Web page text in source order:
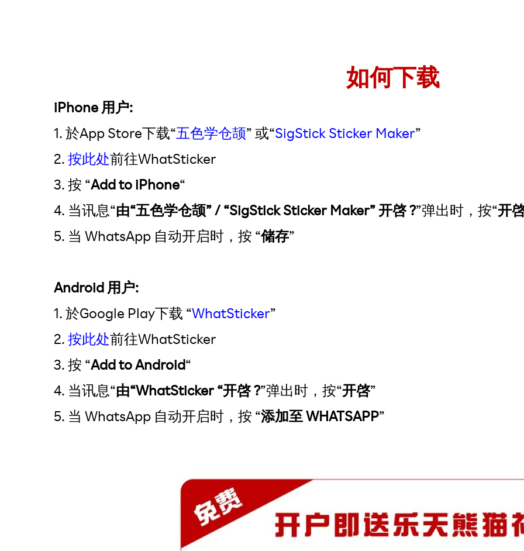
如何下载
iPhone 用户:
1. 於App Store下载“五色学仓颉” 或“SigStick Sticker Maker”
2. 按此处前往WhatSticker
3. 按 “Add to iPhone“
4. 当讯息“由“五色学仓颉” / “SigStick Sticker Maker” 开啓 ?”弹出时，按“开
5. 当 WhatsApp 自动开启时，按 “储存”
Android 用户:
1. 於Google Play下载 “WhatSticker”
2. 按此处前往WhatSticker
3. 按 “Add to Android“
4. 当讯息“由“WhatSticker “开啓 ?”弹出时，按“开啓”
5. 当 WhatsApp 自动开启时，按 “添加至 WHATSAPP”